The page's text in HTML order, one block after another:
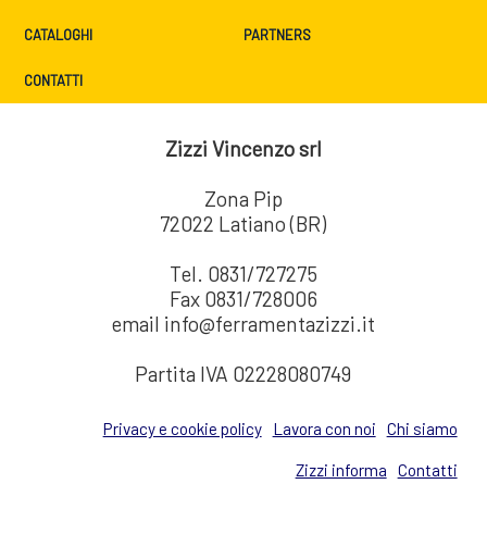
CATALOGHI PARTNERS
CONTATTI
Zizzi Vincenzo srl
Zona Pip
72022 Latiano (BR)
Tel. 0831/727275
Fax 0831/728006
email info@ferramentazizzi.it
Partita IVA 02228080749
Chi siamo
Lavora con noi
Privacy e cookie policy
Contatti
Zizzi informa